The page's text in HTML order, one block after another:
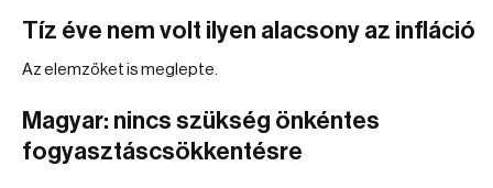
Tíz éve nem volt ilyen alacsony az infláció
Az elemzőket is meglepte.
Magyar: nincs szükség önkéntes
fogyasztáscsökkentésre